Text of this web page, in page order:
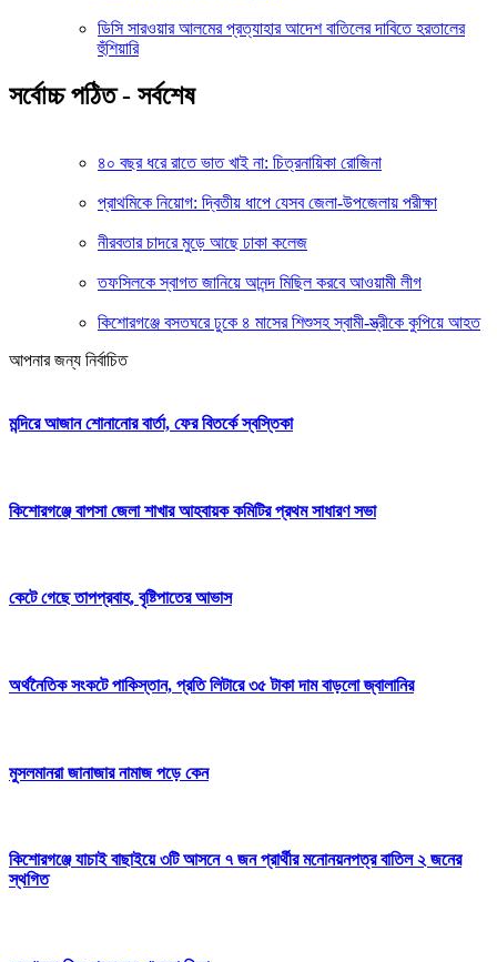
ডিসি সারওয়ার আলমের প্রত্যাহার আদেশ বাতিলের দাবিতে হরতালের
হুঁশিয়ারি
সর্বোচ্চ পঠিত - সর্বশেষ
৪০ বছর ধরে রাতে ভাত খাই না: চিত্রনায়িকা রোজিনা
প্রাথমিকে নিয়োগ: দ্বিতীয় ধাপে যেসব জেলা-উপজেলায় পরীক্ষা
নীরবতার চাদরে মুড়ে আছে ঢাকা কলেজ
তফসিলকে স্বাগত জানিয়ে আনন্দ মিছিল করবে আওয়ামী লীগ
কিশোরগঞ্জে বসতঘরে ঢুকে ৪ মাসের শিশুসহ স্বামী-স্ত্রীকে কুপিয়ে আহত
আপনার জন্য নির্বাচিত
মন্দিরে আজান শোনানোর বার্তা, ফের বিতর্কে স্বস্তিকা
কিশোরগঞ্জে বাপসা জেলা শাখার আহবায়ক কমিটির প্রথম সাধারণ সভা
কেটে গেছে তাপপ্রবাহ, বৃষ্টিপাতের আভাস
অর্থনৈতিক সংকটে পাকিস্তান, প্রতি লিটারে ৩৫ টাকা দাম বাড়লো জ্বালানির
মুসলমানরা জানাজার নামাজ পড়ে কেন
কিশোরগঞ্জে যাচাই বাছাইয়ে ৩টি আসনে ৭ জন প্রার্থীর মনোনয়নপত্র বাতিল ২ জনের
স্থগিত